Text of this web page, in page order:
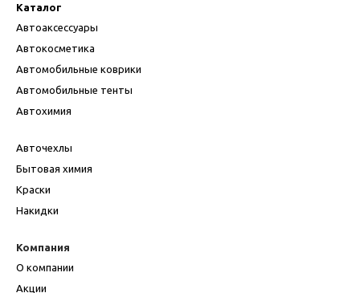
Каталог
Автоаксессуары
Автокосметика
Автомобильные коврики
Автомобильные тенты
Автохимия
Авточехлы
Бытовая химия
Краски
Накидки
Компания
О компании
Акции